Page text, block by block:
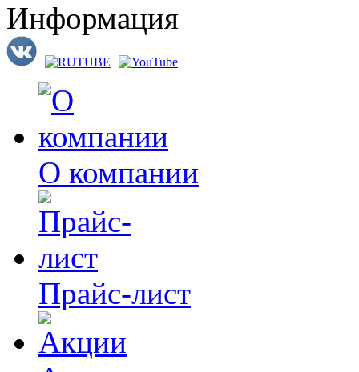
Информация
О компании
Прайс-лист